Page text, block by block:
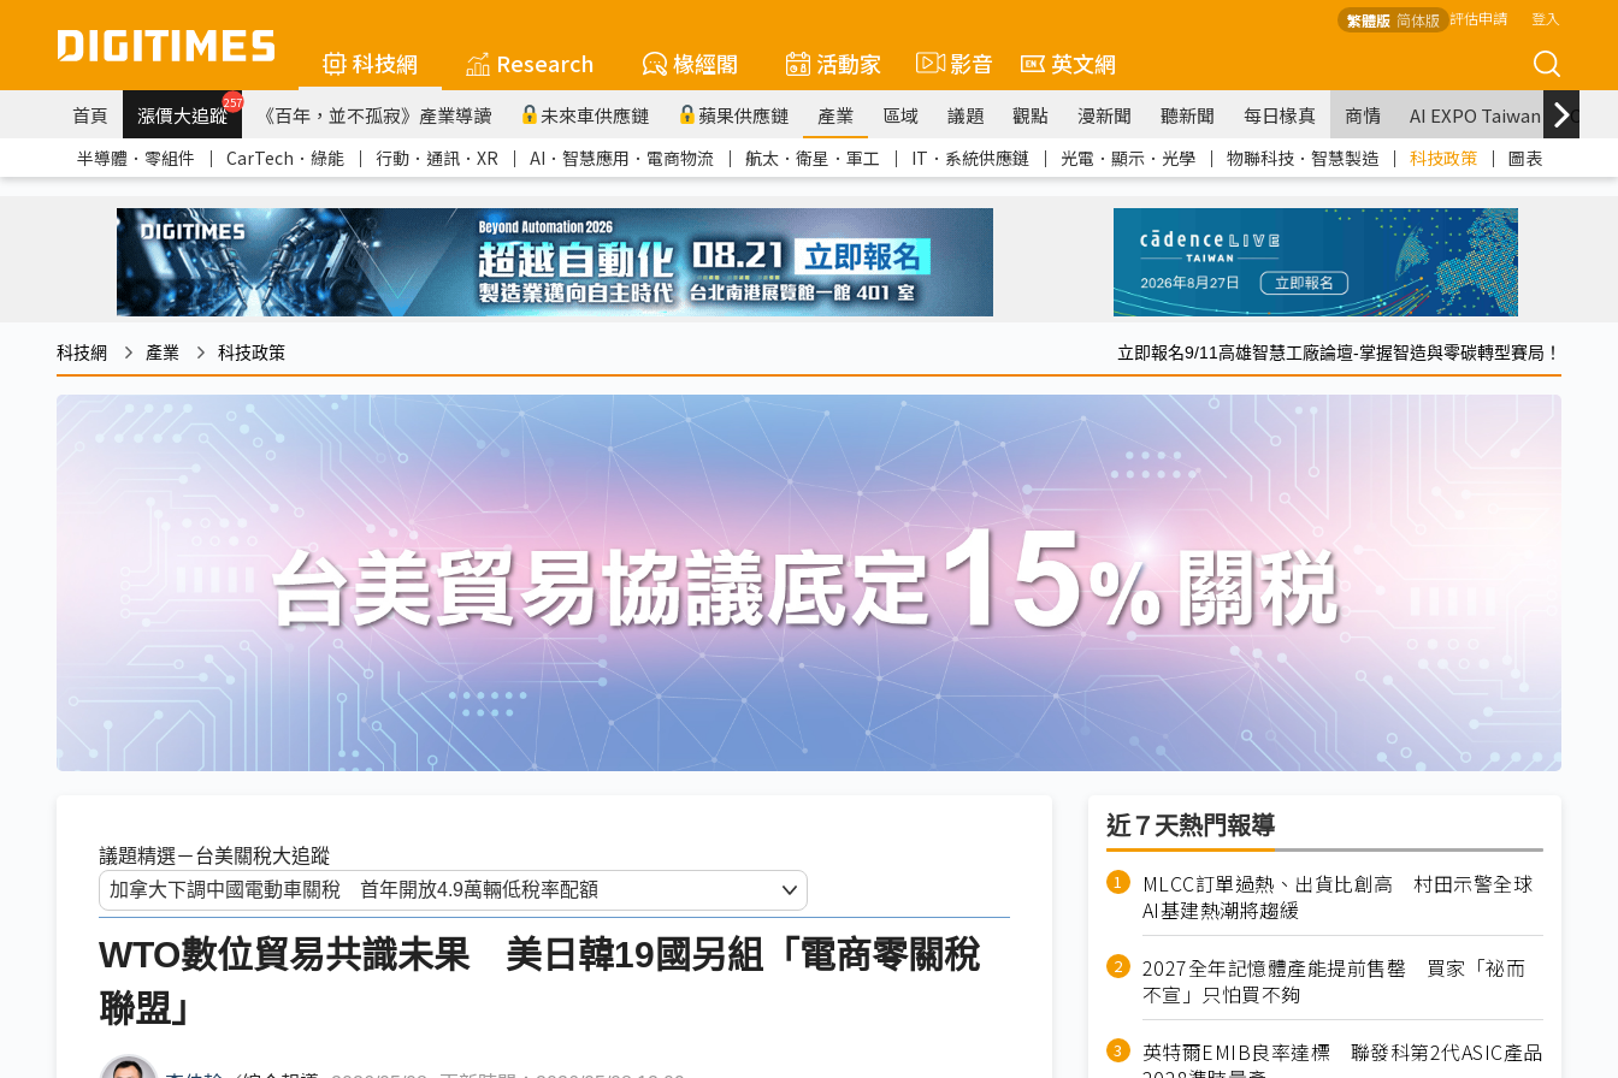
繁體版 简体版 評估申請 登入
科技網 Research 椽經閣 活動家 影音 英文網
首頁 漲價大追蹤257 《百年，並不孤寂》產業導讀 未來車供應鏈 蘋果供應鏈 產業 區域 議題 觀點 漫新聞 聽新聞 每日椽真 商情 AI EXPO Taiwan
半導體．零組件 ｜ CarTech．綠能 ｜ 行動．通訊．XR ｜ AI．智慧應用．電商物流 ｜ 航太．衛星．軍工 ｜ IT．系統供應鏈 ｜ 光電．顯示．光學 ｜ 物聯科技．智慧製造 ｜ 科技政策 ｜ 圖表
科技網 產業 科技政策 立即報名9/11高雄智慧工廠論壇-掌握智造與零碳轉型賽局！
議題精選－台美關稅大追蹤
WTO數位貿易共識未果 美日韓19國另組「電商零關稅
聯盟」
近７天熱門報導
MLCC訂單過熱、出貨比創高 村田示警全球
AI基建熱潮將趨緩
2027全年記憶體產能提前售罄 買家「祕而
不宣」只怕買不夠
英特爾EMIB良率達標 聯發科第2代ASIC產品